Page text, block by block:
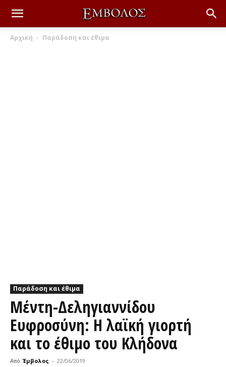
Αρχική Παράδοση και έθιμα
Παράδοση και έθιμα
Μέντη-Δεληγιαννίδου
Ευφροσύνη: Η λαϊκή γιορτή
και το έθιμο του Κλήδονα
Από Έμβολος - 22/06/2019